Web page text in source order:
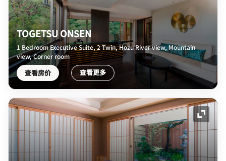
TOGETSU ONSEN
1 Bedroom Executive Suite, 2 Twin, Hozu River view, Mountain
view, Corner room
查看房价 查看更多
展开